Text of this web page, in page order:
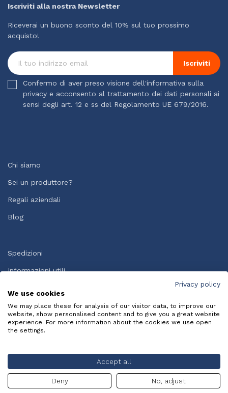
Iscriviti alla nostra Newsletter
Riceverai un buono sconto del 10% sul tuo prossimo
acquisto!
Iscriviti
Confermo di aver preso visione dell'informativa sulla
privacy e acconsento al trattamento dei dati personali ai
sensi degli art. 12 e ss del Regolamento UE 679/2016.
Chi siamo
Sei un produttore?
Regali aziendali
Blog
Spedizioni
Informazioni utili
FAQ
Copyright © Italy Bite Srl. Creato da
Dove vuoi spedire il tuo pacco?
Privacy policy
We use cookies
We may place these for analysis of our visitor data, to improve our
website, show personalised content and to give you a great website
experience. For more information about the cookies we use open
the settings.
Accept all
Deny No, adjust